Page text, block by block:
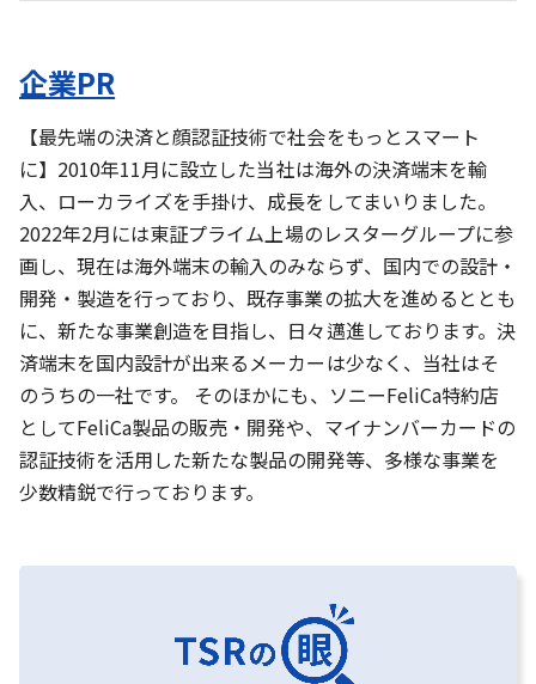
企業PR
【最先端の決済と顔認証技術で社会をもっとスマート
に】2010年11月に設立した当社は海外の決済端末を輸
入、ローカライズを手掛け、成長をしてまいりました。
2022年2月には東証プライム上場のレスターグループに参
画し、現在は海外端末の輸入のみならず、国内での設計・
開発・製造を行っており、既存事業の拡大を進めるととも
に、新たな事業創造を目指し、日々邁進しております。決
済端末を国内設計が出来るメーカーは少なく、当社はそ
のうちの一社です。 そのほかにも、ソニーFeliCa特約店
としてFeliCa製品の販売・開発や、マイナンバーカードの
認証技術を活用した新たな製品の開発等、多様な事業を
少数精鋭で行っております。